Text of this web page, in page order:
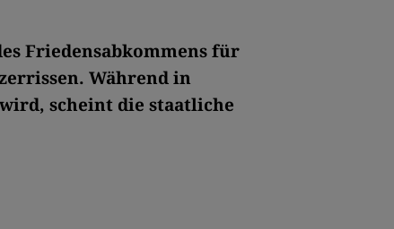
Friedensabkommens für
Während in
scheint die staatliche